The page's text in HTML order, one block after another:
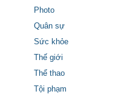
Photo
Quân sự
Sức khỏe
Thế giới
Thể thao
Tội phạm